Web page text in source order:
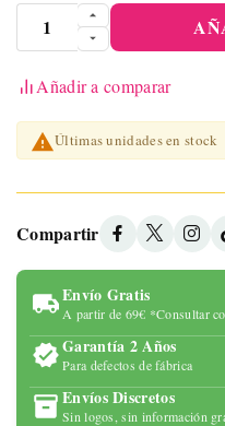
Añadir a comparar
Últimas unidades en stock
Compartir
Envío Gratis
A partir de 69€ *Consultar
Garantía 2 Años
Para defectos de fábrica
Envíos Discretos
Sin logos, sin información